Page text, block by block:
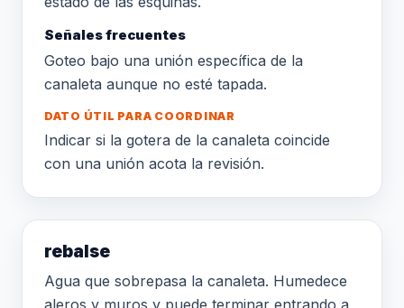
Señales frecuentes
Goteo bajo una unión específica de la
canaleta aunque no esté tapada.
DATO ÚTIL PARA COORDINAR
Indicar si la gotera de la canaleta coincide
con una unión acota la revisión.
rebalse
Agua que sobrepasa la canaleta. Humedece
aleros y muros y puede terminar entrando a